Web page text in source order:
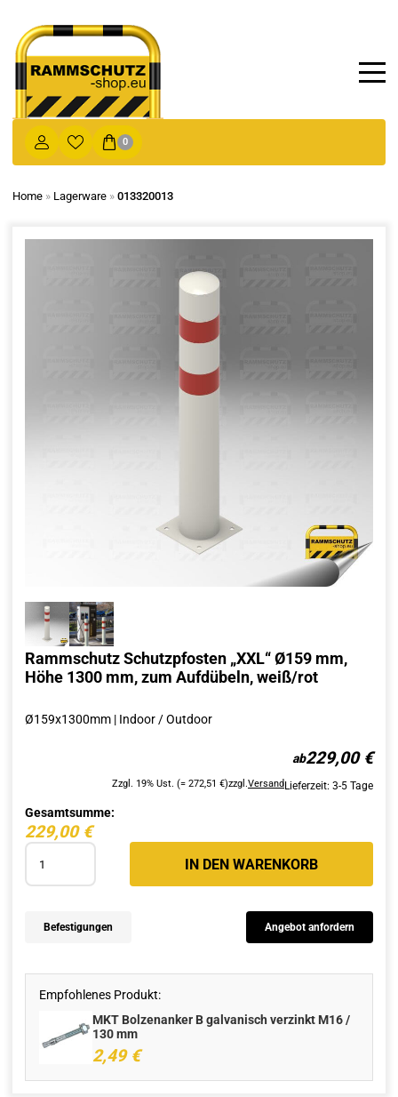
0
Home » Lagerware » 013320013
Rammschutz Schutzpfosten „XXL“ Ø159 mm,
Höhe 1300 mm, zum Aufdübeln, weiß/rot
229,00 €
Zzgl. 19% Ust. (= 272,51 €)zzgl.VersandLieferzeit: 3-5 Tage
Ø159x1300mm | Indoor / Outdoor
Gesamtsumme:
229,00 €
IN DEN WARENKORB
Befestigungen Angebot anfordern
Empfohlenes Produkt:
MKT Bolzenanker B galvanisch verzinkt M16 /
130 mm
2,49 €